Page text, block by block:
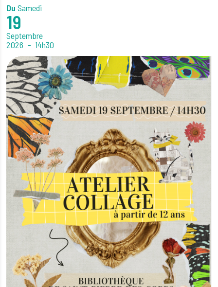
DuSamedi
19
Septembre
2026
14h30